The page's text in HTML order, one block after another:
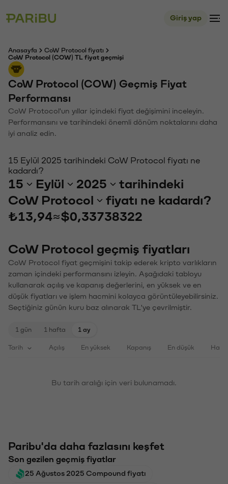
Giriş yap
Anasayfa
CoW Protocol fiyatı
CoW Protocol (COW) TL fiyat geçmişi
CoW Protocol (COW) Geçmiş Fiyat
Performansı
CoW Protocol'un yıllar içindeki fiyat değişimini inceleyin.
Performansını ve tarihindeki önemli dönüm noktalarını daha
iyi analiz edin.
15 Eylül 2025 tarihindeki CoW Protocol fiyatı ne
kadardı?
15 Eylül 2025
tarihindeki
CoW Protocol
fiyatı ne kadardı?
₺13,94≈$0,33738322
CoW Protocol geçmiş fiyatları
CoW Protocol fiyat geçmişini takip ederek kripto varlıkların
zaman içindeki performansını izleyin. Aşağıdaki tabloyu
kullanarak açılış ve kapanış değerlerini, en yüksek ve en
düşük fiyatları ve işlem hacmini kolayca görüntüleyebilirsiniz.
Seçtiğiniz günün kuru baz alınarak TL'ye çevrilmiştir.
1 gün 1 hafta 1 ay
Tarih Açılış En yüksek Kapanış En düşük
Bu tarih aralığı için veri bulunamadı.
Paribu'da daha fazlasını keşfet
Son gezilen geçmiş fiyatlar
25 Ağustos 2025 Compound fiyatı